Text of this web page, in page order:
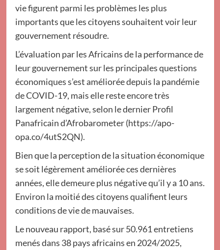
vie figurent parmi les problèmes les plus
importants que les citoyens souhaitent voir leur
gouvernement résoudre.
L’évaluation par les Africains de la performance de
leur gouvernement sur les principales questions
économiques s’est améliorée depuis la pandémie
de COVID-19, mais elle reste encore très
largement négative, selon le dernier Profil
Panafricain d’Afrobarometer (https://apo-
opa.co/4utS2QN).
Bien que la perception de la situation économique
se soit légèrement améliorée ces dernières
années, elle demeure plus négative qu’il y a 10 ans.
Environ la moitié des citoyens qualifient leurs
conditions de vie de mauvaises.
Le nouveau rapport, basé sur 50.961 entretiens
menés dans 38 pays africains en 2024/2025,